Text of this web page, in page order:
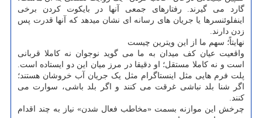
گارد می گیرند. رفتارهای جمعی آنها در بایکوت کردن برخی
اینفلوئنسرها یا جریان های رسانه ای نشان میدهد که آنها قدرت پس
زدن دارند.
نهایتاً؛ سهم ما از این ویترین چیست
واقعیت عیان کف میدان به ما می گوید نوجوان نه کاملا قربانی
است و نه کاملا مستقل؛ او دقیقا در مرز میان این دو ایستاده است.
پلت فرم هایی مثل اینستاگرام مثل یک جریان آب خروشان هستند؛
اگر شنا بلد نباشی غرقت می کنند و اگر بلد باشی، سوارت می
کنند.
چرخش این موازنه بسمت «مخاطب فعال شدن» نیاز به چند اقدام